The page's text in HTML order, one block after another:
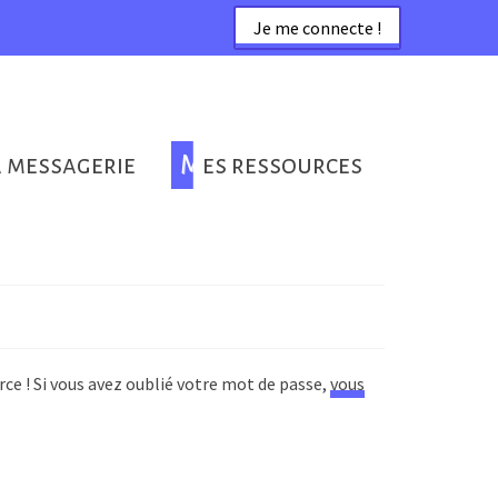
Je me connecte !
messagerie Mes ressources
! Si vous avez oublié votre mot de passe, vous